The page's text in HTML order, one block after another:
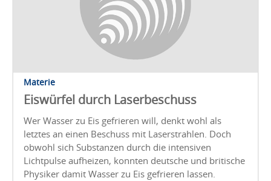
Materie
Eiswürfel durch Laserbeschuss
Wer Wasser zu Eis gefrieren will, denkt wohl als
letztes an einen Beschuss mit Laserstrahlen. Doch
obwohl sich Substanzen durch die intensiven
Lichtpulse aufheizen, konnten deutsche und britische
Physiker damit Wasser zu Eis gefrieren lassen.